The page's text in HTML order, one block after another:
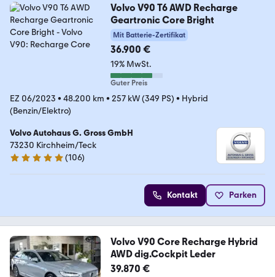
Volvo V90 T6 AWD Recharge
Geartronic Core Bright
Mit Batterie-Zertifikat
36.900 €
19% MwSt.
Guter Preis
EZ 06/2023 • 48.200 km • 257 kW (349 PS) • Hybrid
(Benzin/Elektro)
Volvo Autohaus G. Gross GmbH
73230 Kirchheim/Teck
5 Sterne
(106)
Kontakt Parken
Volvo V90 Core Recharge Hybrid
AWD dig.Cockpit Leder
39.870 €